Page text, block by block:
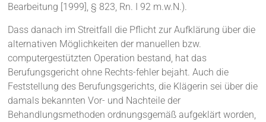
Bearbeitung [1999], § 823, Rn. I 92 m.w.N.).
Dass danach im Streitfall die Pflicht zur Aufklärung über die
alternativen Möglichkeiten der manuellen bzw.
computergestützten Operation bestand, hat das
Berufungsgericht ohne Rechts-fehler bejaht. Auch die
Feststellung des Berufungsgerichts, die Klägerin sei über die
damals bekannten Vor- und Nachteile der
Behandlungsmethoden ordnungsgemäß aufgeklärt worden,